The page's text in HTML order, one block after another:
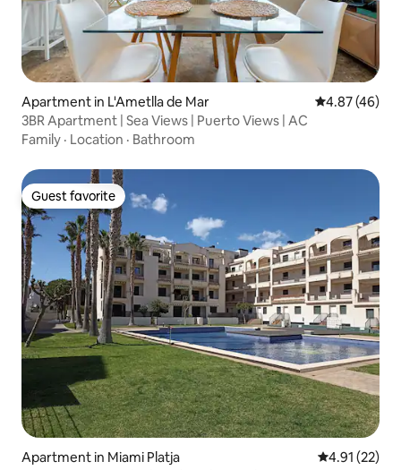
Apartment in L'Ametlla de Mar 4.87 out of 5
4.87 (46)
3BR Apartment | Sea Views | Puerto Views | AC
Family · Location · Bathroom
Guest favorite
Guest favorite
Apartment in Miami Platja 4.91 out of 5
4.91 (22)